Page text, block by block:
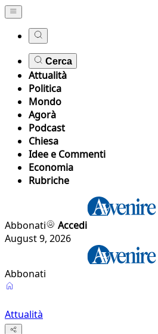
Cerca
Attualità
Politica
Mondo
Agorà
Podcast
Chiesa
Idee e Commenti
Economia
Rubriche
Abbonati
Accedi
August 9, 2026
Abbonati
Attualità